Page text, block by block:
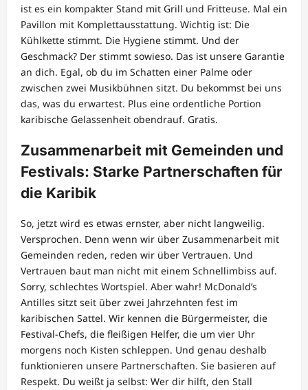
ist es ein kompakter Stand mit Grill und Fritteuse. Mal ein
Pavillon mit Komplettausstattung. Wichtig ist: Die
Kühlkette stimmt. Die Hygiene stimmt. Und der
Geschmack? Der stimmt sowieso. Das ist unsere Garantie
an dich. Egal, ob du im Schatten einer Palme oder
zwischen zwei Musikbühnen sitzt. Du bekommst bei uns
das, was du erwartest. Plus eine ordentliche Portion
karibische Gelassenheit obendrauf. Gratis.
Zusammenarbeit mit Gemeinden und
Festivals: Starke Partnerschaften für
die Karibik
So, jetzt wird es etwas ernster, aber nicht langweilig.
Versprochen. Denn wenn wir über Zusammenarbeit mit
Gemeinden reden, reden wir über Vertrauen. Und
Vertrauen baut man nicht mit einem Schnellimbiss auf.
Sorry, schlechtes Wortspiel. Aber wahr! McDonald’s
Antilles sitzt seit über zwei Jahrzehnten fest im
karibischen Sattel. Wir kennen die Bürgermeister, die
Festival-Chefs, die fleißigen Helfer, die um vier Uhr
morgens noch Kisten schleppen. Und genau deshalb
funktionieren unsere Partnerschaften. Sie basieren auf
Respekt. Du weißt ja selbst: Wer dir hilft, den Stall